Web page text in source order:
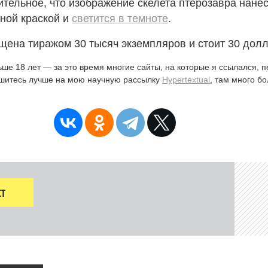
что изображение скелета птерозавра
краской и светится в темноте.
тиражом 30 тысяч экземпляров и стоит 30
18 лет — за это время многие сайты, на которые я ссылался,
лучше на мою научную рассылку Hypertextual , там много